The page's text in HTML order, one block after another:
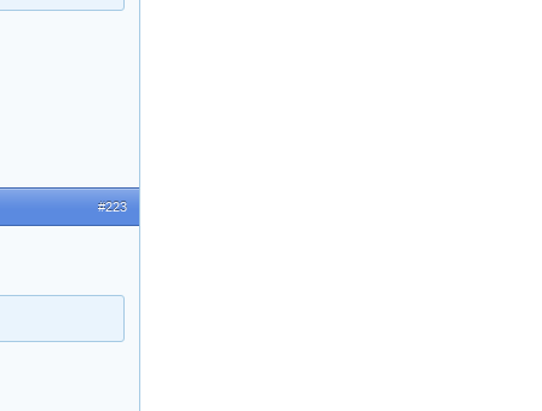
#223